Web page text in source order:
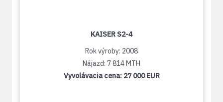
KAISER S2-4
Rok výroby: 2008
Nájazd: 7 814 MTH
Vyvolávacia cena: 27 000 EUR